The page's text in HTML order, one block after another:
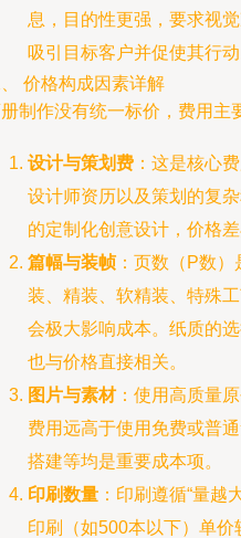
息，目的性更强，要求视
吸引目标客户并促使其行动
价格构成因素详解
制作没有统一标价，费用主
设计与策划费 ：这是核心
设计师资历以及策划的复
的定制化创意设计，价格差
篇幅与装帧：页数（P数）
装、精装、软精装、特殊
会极大影响成本。纸质的
也与价格直接相关。
图片与素材：使用高质量
费用远高于使用免费或普
搭建等均是重要成本项。
印刷数量 ：印刷遵循“量越
印刷（如500本以下）单